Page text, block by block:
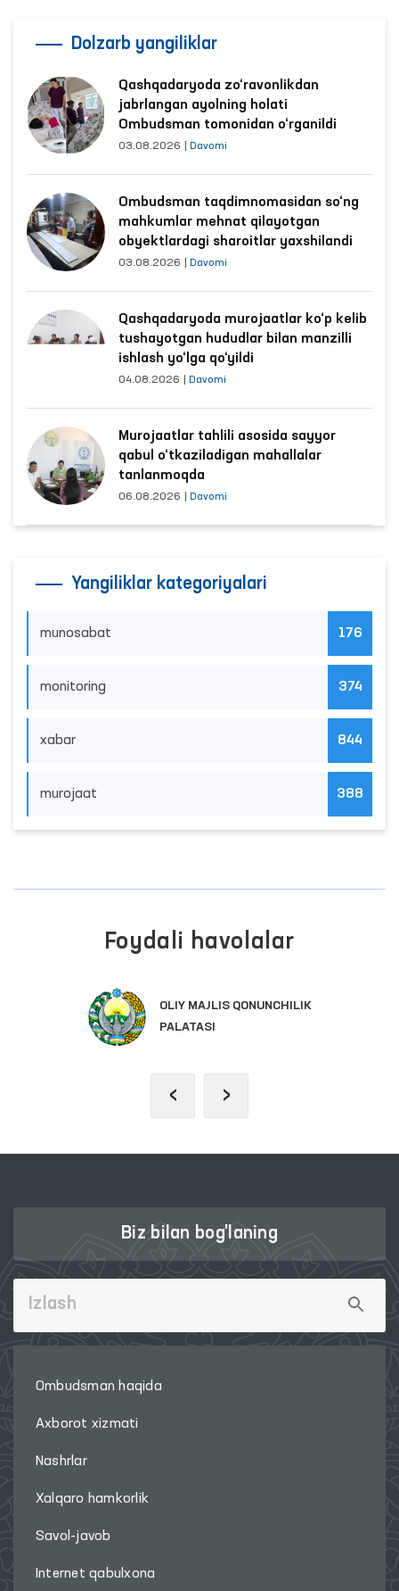
Dolzarb yangiliklar
Qashqadaryoda zo‘ravonlikdan
jabrlangan ayolning holati
Ombudsman tomonidan o‘rganildi
03.08.2026 Davomi
Ombudsman taqdimnomasidan so‘ng
mahkumlar mehnat qilayotgan
obyektlardagi sharoitlar yaxshilandi
03.08.2026 Davomi
Qashqadaryoda murojaatlar ko‘p kelib
tushayotgan hududlar bilan manzilli
ishlash yo‘lga qo‘yildi
04.08.2026 Davomi
Murojaatlar tahlili asosida sayyor
qabul o‘tkaziladigan mahallalar
tanlanmoqda
06.08.2026 Davomi
Yangiliklar kategoriyalari
munosabat 176
monitoring 374
xabar 844
murojaat 388
Foydali havolalar
OLIY MAJLIS QONUNCHILIK
PALATASI
‹ ›
Biz bilan bog'laning
Ombudsman haqida
Axborot xizmati
Nashrlar
Xalqaro hamkorlik
Savol-javob
Internet qabulxona